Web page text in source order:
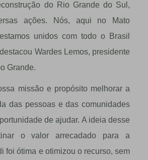
do Rio Grande do Sul,
ações. Nós, aqui no Mato
unidos com todo o Brasil
Wardes Lemos, presidente
Grande.
missão e propósito melhorar a
das pessoas e das comunidades
de ajudar. A ideia desse
o valor arrecadado para a
foi ótima e otimizou o recurso, sem